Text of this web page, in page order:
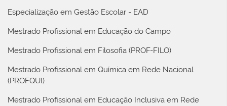
Especialização em Gestão Escolar - EAD
Mestrado Profissional em Educação do Campo
Mestrado Profissional em Filosofia (PROF-FILO)
Mestrado Profissional em Química em Rede Nacional
(PROFQUI)
Mestrado Profissional em Educação Inclusiva em Rede